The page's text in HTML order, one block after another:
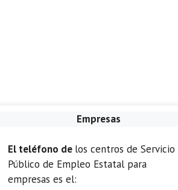
Empresas
El teléfono de los centros de Servicio
Público de Empleo Estatal para
empresas es el: